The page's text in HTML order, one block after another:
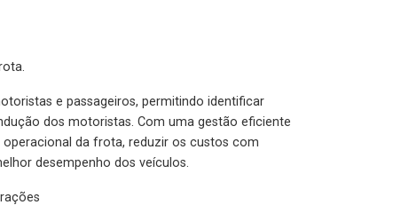
e passageiros, permitindo identificar
dos motoristas. Com uma gestão eficiente
da frota, reduzir os custos com
desempenho dos veículos.